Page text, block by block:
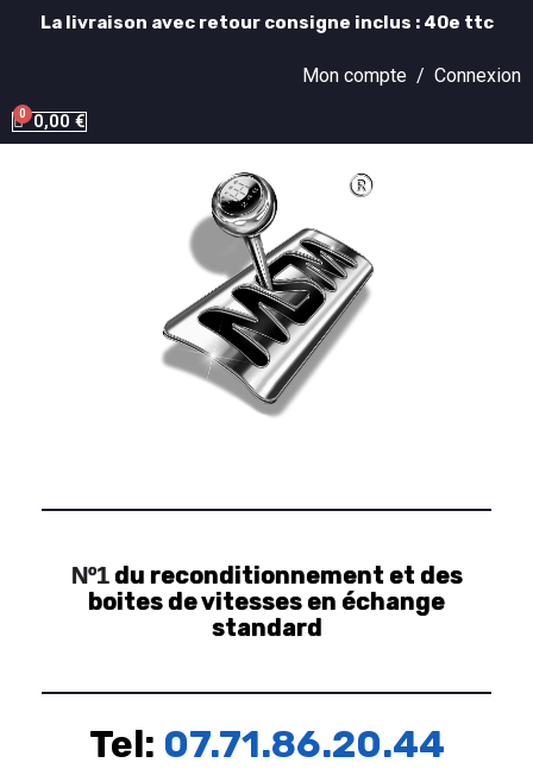
La livraison avec retour consigne inclus : 40e ttc
Mon compte / Connexion
0,00 €
Nº1du reconditionnement et des
boites de vitesses en échange
standard
Tel: 07.71.86.20.44